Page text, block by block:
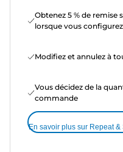
Obtenez 5 % de
lorsque vous
Modifiez et annulez à
Vous décidez de la
commande
En savoir plus sur Repeat &